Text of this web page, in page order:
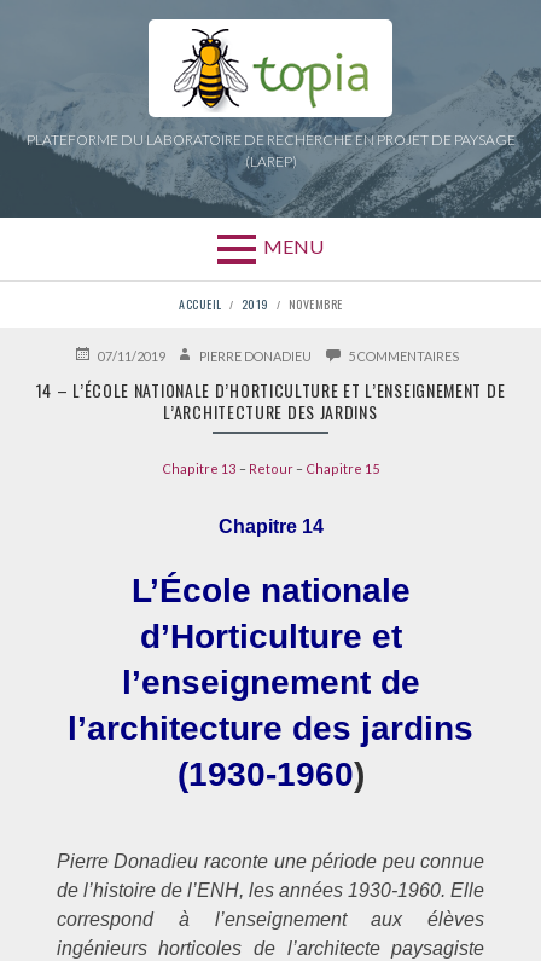
PLATEFORME DU LABORATOIRE DE RECHERCHE EN PROJET DE PAYSAGE
(LAREP)
MENU
D'ARIANE
ACCUEIL 2019 NOVEMBRE
PUBLIÉ07/11/2019 AUTEURPIERRE DONADIEU 5 COMMENTAIRESSUR
–
14 – L’ÉCOLE NATIONALE D’HORTICULTURE ET L’ENSEIGNEMENT DE
L’ARCHITECTURE DES JARDINS
Chapitre 13 – Retour – Chapitre 15
Chapitre 14
L’École nationale
d’Horticulture et
l’enseignement de
l’architecture des jardins
(1930-1960)
Pierre Donadieu raconte une période peu connue
de l’histoire de l’ENH, les années 1930-1960. Elle
correspond à l’enseignement aux élèves
ingénieurs horticoles de l’architecte paysagiste